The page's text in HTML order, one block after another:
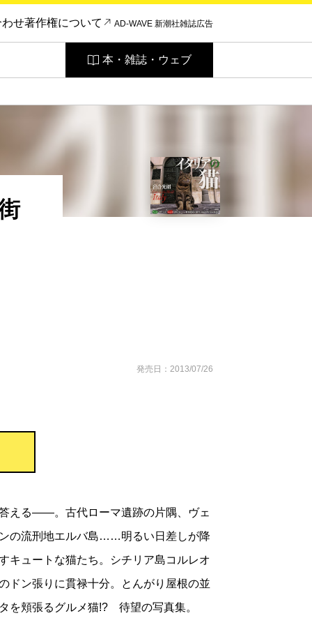
せ著作権について AD-WAVE 新潮社雑誌広告
本・雑誌・ウェブ
発売日：2013/07/26
える――。古代ローマ遺跡の片隅、ヴェ
の流刑地エルバ島……明るい日差しが降
キュートな猫たち。シチリア島コルレオ
ドン張りに貫禄十分。とんがり屋根の並
を頬張るグルメ猫!? 待望の写真集。